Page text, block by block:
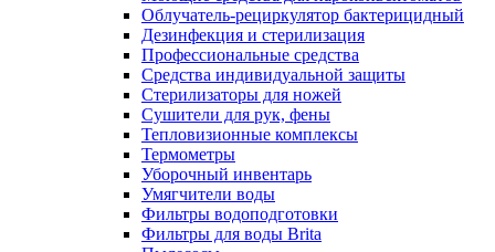
Облучатель-рециркулятор бактерицидный
Дезинфекция и стерилизация
Профессиональные средства
Средства индивидуальной защиты
Стерилизаторы для ножей
Сушители для рук, фены
Тепловизионные комплексы
Термометры
Уборочный инвентарь
Умягчители воды
Фильтры водоподготовки
Фильтры для воды Brita